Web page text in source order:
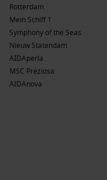
ervaring.
Belangrijke
Cunard Met een
Victoriaen
met een focus op
een flora aan cruises
Rotterdam
Mein Schiff 1
Symphony of the Seas
Nieuw Statendam
AIDAperla
MSC Preziosa
AIDAnova